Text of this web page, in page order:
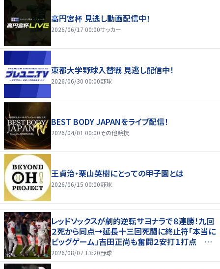
高円宮杯 見逃し動画配信中！
2026/06/17 00:00サッカー
東都大学野球入替戦 見逃し配信中！
2026/06/30 00:00野球
BEST BODY JAPANをライブ配信！
2026/04/01 00:00その他競技
王貞治・栗山英樹にとっての甲子園とは
2026/06/15 00:00野球
レッドソックスが劇的逆転サヨナラで８連勝！九回
２死から同点→延長十三回死闘に終止符「本当に
ビッグゲーム」吉田正尚も奮闘２安打１打点 本
拠地熱狂
2026/08/07 13:20野球